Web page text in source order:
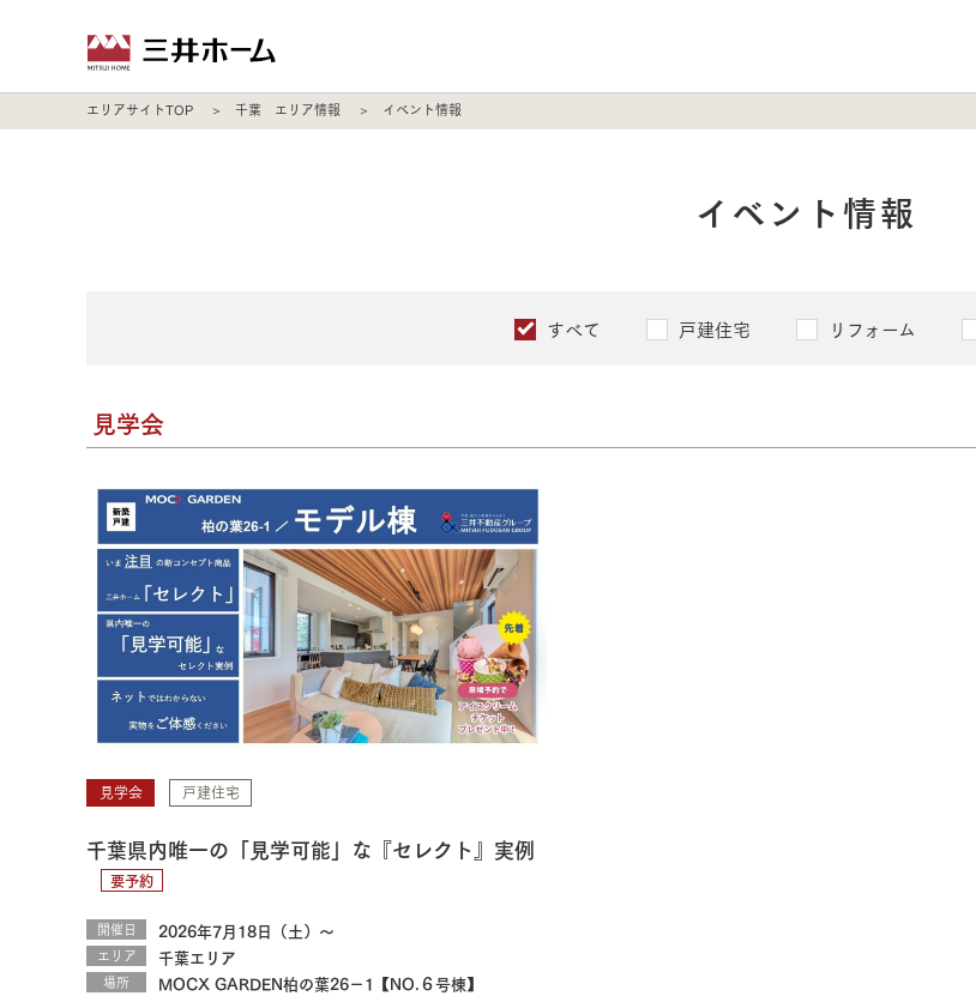
エリアサイトTOP 千葉 エリア情報 イベント情報
イベント情報
すべて 戸建住宅 リフォーム
見学会
見学会 戸建住宅
千葉県内唯一の「見学可能」な『セレクト』実例
要予約
開催日 2026年7月18日（土）～
エリア 千葉エリア
場所 MOCX GARDEN柏の葉26－1【NO.６号棟】